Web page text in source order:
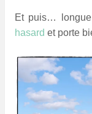
Et puis…
hasard et porte